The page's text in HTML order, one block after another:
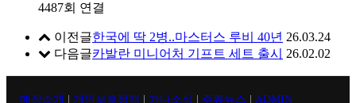
4487회 연결
이전글한국에 딱 2병..마스터스 루비 40년 26.03.24
다음글카발란 미니어처 기프트 세트 출시 26.02.02
매장소개 |개인보호정책 가나소식 주류뉴스 |ADMIN